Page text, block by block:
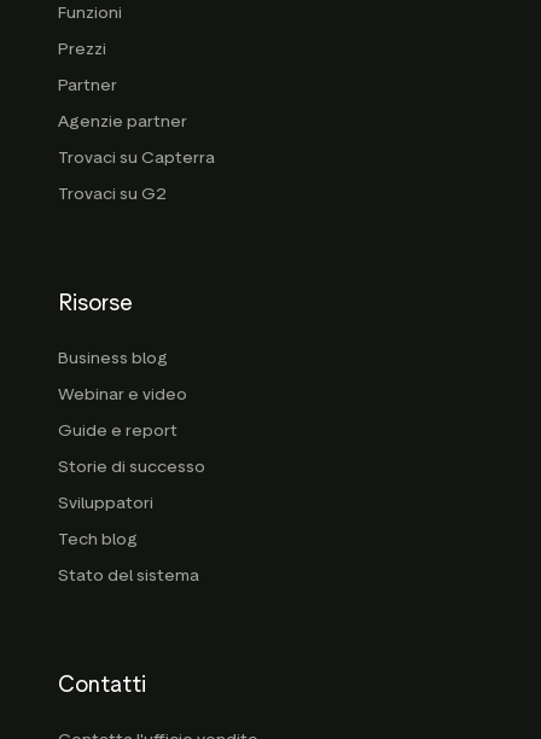
Funzioni
Prezzi
Partner
Agenzie partner
Trovaci su Capterra
Trovaci su G2
Risorse
Business blog
Webinar e video
Guide e report
Storie di successo
Sviluppatori
Tech blog
Stato del sistema
Contatti